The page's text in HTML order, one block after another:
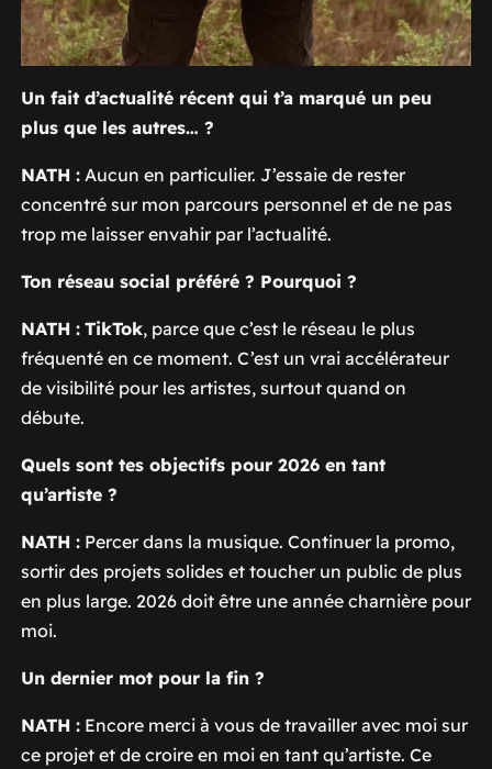
Un fait d’actualité récent qui t’a marqué un peu
plus que les autres… ?
NATH :Aucun en particulier. J’essaie de rester
concentré sur mon parcours personnel et de ne pas
trop me laisser envahir par l’actualité.
Ton réseau social préféré ? Pourquoi ?
NATH : TikTok, parce que c’est le réseau le plus
fréquenté en ce moment. C’est un vrai accélérateur
de visibilité pour les artistes, surtout quand on
débute.
Quels sont tes objectifs pour 2026 en tant
qu’artiste ?
NATH :Percer dans la musique. Continuer la promo,
sortir des projets solides et toucher un public de plus
en plus large. 2026 doit être une année charnière pour
moi.
Un dernier mot pour la fin ?
NATH :Encore merci à vous de travailler avec moi sur
ce projet et de croire en moi en tant qu’artiste. Ce